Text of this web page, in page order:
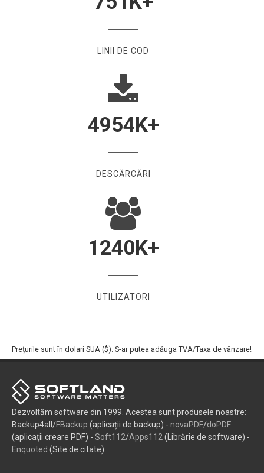
751K+
4954K+
1240K+
Prețurile sunt în dolari SUA ($). S-ar putea adăuga TVA/Taxa de vânzare!
Dezvoltăm software din 1999. Acestea sunt produsele noastre:
Backup4all/FBackup (aplicații de backup) - novaPDF/ doPDF
(aplicații creare PDF) -Soft112